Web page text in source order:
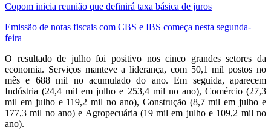
Copom inicia reunião que definirá taxa básica de juros
Emissão de notas fiscais com CBS e IBS começa nesta segunda-
feira
O resultado de julho foi positivo nos cinco grandes setores da
economia. Serviços manteve a liderança, com 50,1 mil postos no
mês e 688 mil no acumulado do ano. Em seguida, aparecem
Indústria (24,4 mil em julho e 253,4 mil no ano), Comércio (27,3
mil em julho e 119,2 mil no ano), Construção (8,7 mil em julho e
177,3 mil no ano) e Agropecuária (19 mil em julho e 109,2 mil no
ano).